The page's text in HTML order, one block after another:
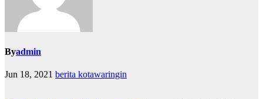
Byadmin
Jun 18, 2021 berita kotawaringin